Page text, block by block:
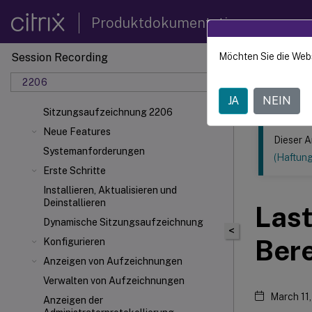
Produktdokumentation
Session Recording
2206
Sitzungsaufzeichnung 2206
Neue Features
Systemanforderungen
Erste Schritte
Installieren, Aktualisieren und
Deinstallieren
Dynamische Sitzungsaufzeichnung
Konfigurieren
Anzeigen von Aufzeichnungen
Verwalten von Aufzeichnungen
Anzeigen der
Dieser Inhalt
<
Dieser
March
Möchten Sie die
JA NEIN